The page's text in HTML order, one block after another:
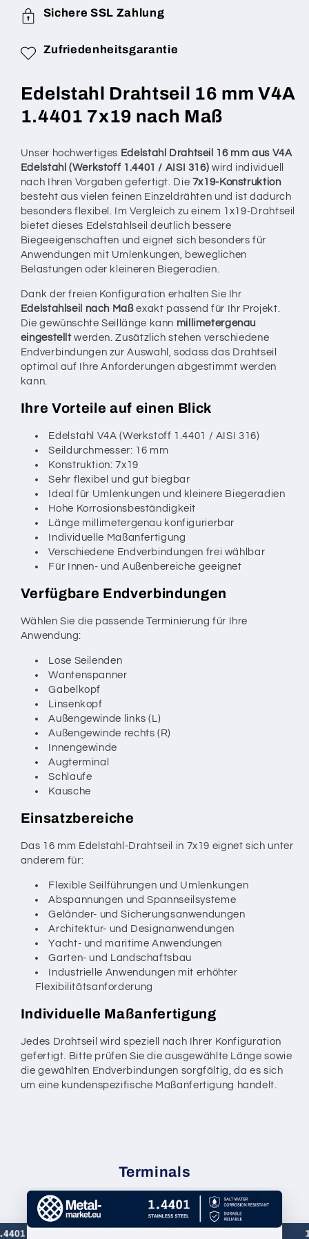
7x19
flexibel)
nach
Maß
gefertigt
konfigurierbar
7x19
flexibel)
nach
Maß
gefertigt
konfigurierbar
Sichere SSL Zahlung
Zufriedenheitsgarantie
Edelstahl Drahtseil 16 mm V4A
1.4401 7x19 nach Maß
Unser hochwertiges Edelstahl Drahtseil 16 mm aus V4A
Edelstahl (Werkstoff 1.4401 / AISI 316) wird individuell
nach Ihren Vorgaben gefertigt. Die 7x19-Konstruktion
besteht aus vielen feinen Einzeldrähten und ist dadurch
besonders flexibel. Im Vergleich zu einem 1x19-Drahtseil
bietet dieses Edelstahlseil deutlich bessere
Biegeeigenschaften und eignet sich besonders für
Anwendungen mit Umlenkungen, beweglichen
Belastungen oder kleineren Biegeradien.
Dank der freien Konfiguration erhalten Sie Ihr
Edelstahlseil nach Maßexakt passend für Ihr Projekt.
Die gewünschte Seillänge kann millimetergenau
eingestelltwerden. Zusätzlich stehen verschiedene
Endverbindungen zur Auswahl, sodass das Drahtseil
optimal auf Ihre Anforderungen abgestimmt werden
kann.
Ihre Vorteile auf einen Blick
Edelstahl V4A (Werkstoff 1.4401 / AISI 316)
Seildurchmesser: 16 mm
Konstruktion: 7x19
Sehr flexibel und gut biegbar
Ideal für Umlenkungen und kleinere Biegeradien
Hohe Korrosionsbeständigkeit
Länge millimetergenau konfigurierbar
Individuelle Maßanfertigung
Verschiedene Endverbindungen frei wählbar
Für Innen- und Außenbereiche geeignet
Verfügbare Endverbindungen
Wählen Sie die passende Terminierung für Ihre
Anwendung:
Lose Seilenden
Wantenspanner
Gabelkopf
Linsenkopf
Außengewinde links (L)
Außengewinde rechts (R)
Innengewinde
Augterminal
Schlaufe
Kausche
Einsatzbereiche
Das 16 mm Edelstahl-Drahtseil in 7x19 eignet sich unter
anderem für:
Flexible Seilführungen und Umlenkungen
Abspannungen und Spannseilsysteme
Geländer- und Sicherungsanwendungen
Architektur- und Designanwendungen
Yacht- und maritime Anwendungen
Garten- und Landschaftsbau
Industrielle Anwendungen mit erhöhter
Flexibilitätsanforderung
Individuelle Maßanfertigung
Jedes Drahtseil wird speziell nach Ihrer Konfiguration
gefertigt. Bitte prüfen Sie die ausgewählte Länge sowie
die gewählten Endverbindungen sorgfältig, da es sich
um eine kundenspezifische Maßanfertigung handelt.
Terminals